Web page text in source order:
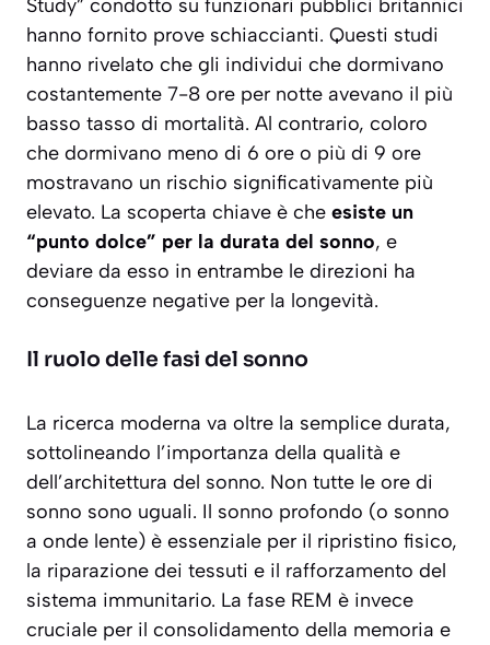
Study” condotto su funzionari pubblici britannici
hanno fornito prove schiaccianti. Questi studi
hanno rivelato che gli individui che dormivano
costantemente 7-8 ore per notte avevano il più
basso tasso di mortalità. Al contrario, coloro
che dormivano meno di 6 ore o più di 9 ore
mostravano un rischio significativamente più
elevato. La scoperta chiave è che esiste un
“punto dolce” per la durata del sonno, e
deviare da esso in entrambe le direzioni ha
conseguenze negative per la longevità.
Il ruolo delle fasi del sonno
La ricerca moderna va oltre la semplice durata,
sottolineando l’importanza della qualità e
dell’architettura del sonno. Non tutte le ore di
sonno sono uguali. Il sonno profondo (o sonno
a onde lente) è essenziale per il ripristino fisico,
la riparazione dei tessuti e il rafforzamento del
sistema immunitario. La fase REM è invece
cruciale per il consolidamento della memoria e